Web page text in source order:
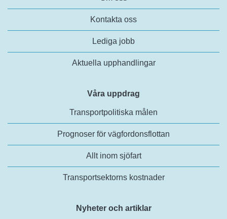
Kontakta oss
Lediga jobb
Aktuella upphandlingar
Våra uppdrag
Transportpolitiska målen
Prognoser för vägfordonsflottan
Allt inom sjöfart
Transportsektorns kostnader
Nyheter och artiklar